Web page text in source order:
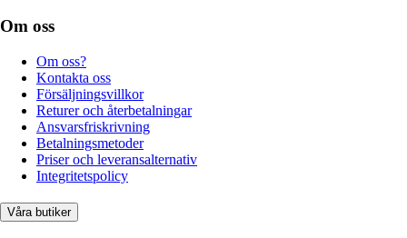
Om oss
Om oss?
Kontakta oss
Försäljningsvillkor
Returer och återbetalningar
Ansvarsfriskrivning
Betalningsmetoder
Priser och leveransalternativ
Integritetspolicy
Våra butiker